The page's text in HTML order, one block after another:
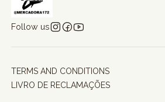
Follow us
TERMS AND CONDITIONS
LIVRO DE RECLAMAÇÕES